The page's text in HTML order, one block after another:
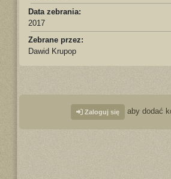
Data zebrania:
2017
Zebrane przez:
Dawid Krupop
Zaloguj się aby dodać